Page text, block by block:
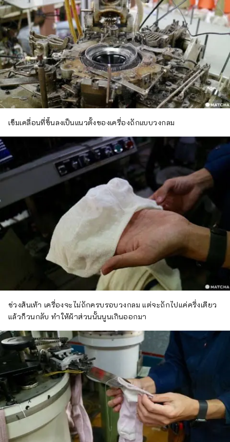
เข็มเคลื่อนที่ขึ้นลงเป็นแนวตั้งของเครื่องถักแบบวงกลม
ช่วงส้นเท้า เครื่องจะไม่ถักครบรอบวงกลม แต่จะถักไปแค่ครึ่งเดียว
แล้วก็วนกลับ ทำให้ผ้าส่วนนั้นนูนเกินออกมา